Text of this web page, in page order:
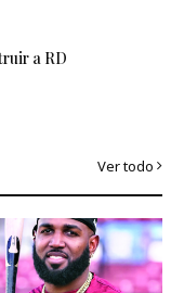
a RD
Ver todo